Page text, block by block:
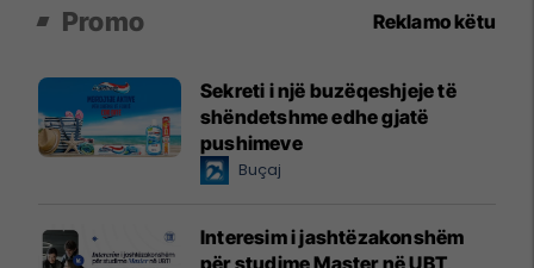
Promo Reklamo këtu
Sekreti i një buzëqeshjeje të
shëndetshme edhe gjatë
pushimeve
Buçaj
Interesim i jashtëzakonshëm
për studime Master në UBT,